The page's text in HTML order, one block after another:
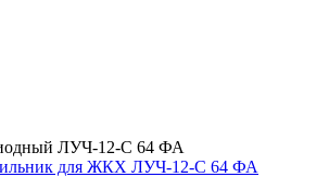
ЛУЧ-12-С 64 ФА
для ЖКХ ЛУЧ-12-С 64 ФА